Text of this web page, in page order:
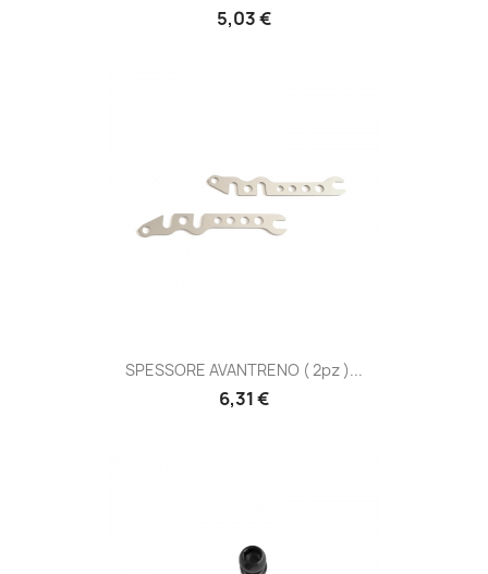
Prezzo
5,03 €
SPESSORE AVANTRENO ( 2pz )...
Prezzo
6,31 €